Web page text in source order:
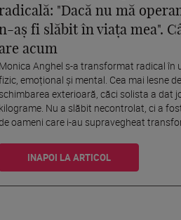
"Dacă nu mă
aș fi slăbit în viața mea".
are acum
Monica Anghel s-a transformat radical în
emoțional și mental. Cea mai lesne
schimbarea exterioară, căci solista a dat
kilograme. Nu a slăbit necontrolat, ci a
oameni care i-au supravegheat